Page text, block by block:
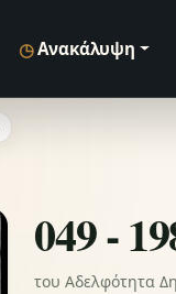
◷Ανακάλυψη
049 -
του Αδελφότητα